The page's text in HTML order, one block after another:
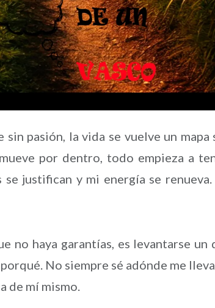
pasión, la vida se vuelve un mapa
por dentro, todo empieza a
justifican y mi energía se renueva.
no haya garantías, es levantarse un
No siempre sé adónde me
de mí mismo.